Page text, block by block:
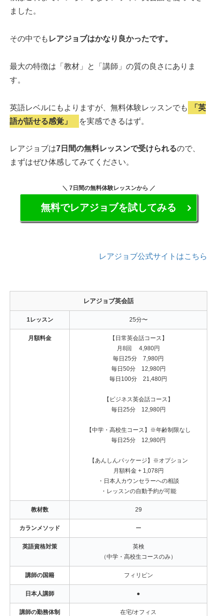
ました。
その中でも レアジョブはかなり良かったです。
最大の特徴は「教材」と「講師」の質の良さにありま
す。
英語レベルにもよりますが、無料体験レッスンでも
「英
語が話せる感覚」
を実感できるはず。
レアジョブは7日間の無料レッスンで受けられるので、
まずはぜひ体感してみてください。
＼ 7日間の無料体験レッスンから ／
無料でレアジョブを試してみる
レアジョブ公式サイトはこちら
レアジョブ英会話
1レッスン 25分〜
月額料金
【日常英会話コース】
月8回 4,980円
毎日25分 7,980円
毎日50分 12,980円
毎日100分 21,480円
【ビジネス英会話コース】
毎日25分 12,980円
【中学・高校生コース】※年齢制限なし
毎日25分 12,980円
【あんしんパッケージ】※オプション
月額料金 + 1,078円
・日本人カウンセラーへの相談
・レッスンの自動予約が可能
教材数 29
カランメソッド ー
英語資格対策
英検
（中学・高校生コースのみ）
講師の国籍 フィリピン
日本人講師 ●
講師の勤務体制 在宅/オフィス